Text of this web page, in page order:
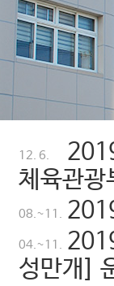
12. 6.
체육관광
08.~11.
04.~11.
성만개]